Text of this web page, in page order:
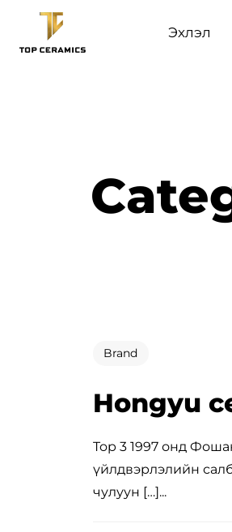
Эхлэл
Brand
Hongyu
Top 3 1997 онд
үйлдвэрлэлийн
чулуун […]...